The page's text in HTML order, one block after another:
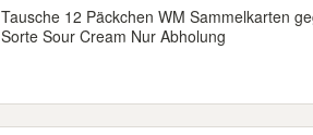
Tausche 12 Päckchen WM Sammelkarten
Sorte Sour Cream Nur Abholung